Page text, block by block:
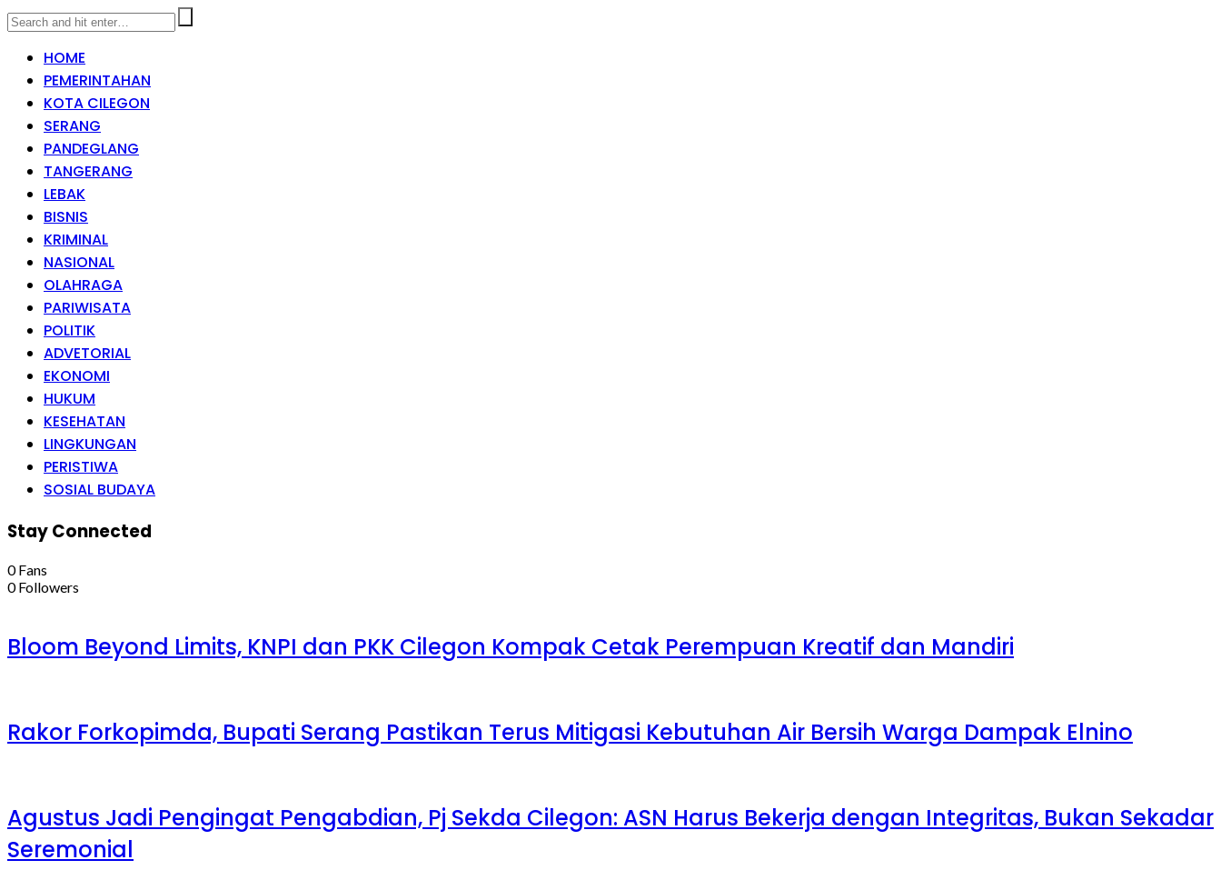
HOME
PEMERINTAHAN
KOTA CILEGON
SERANG
PANDEGLANG
TANGERANG
LEBAK
BISNIS
KRIMINAL
NASIONAL
OLAHRAGA
PARIWISATA
POLITIK
ADVETORIAL
EKONOMI
HUKUM
KESEHATAN
LINGKUNGAN
PERISTIWA
SOSIAL BUDAYA
Stay Connected
0 Fans
0 Followers
Bloom Beyond Limits, KNPI dan PKK Cilegon Kompak Cetak Perempuan Kreatif dan Mandiri
Rakor Forkopimda, Bupati Serang Pastikan Terus Mitigasi Kebutuhan Air Bersih Warga Dampak Elnino
Agustus Jadi Pengingat Pengabdian, Pj Sekda Cilegon: ASN Harus Bekerja dengan Integritas, Bukan Sekadar
Seremonial